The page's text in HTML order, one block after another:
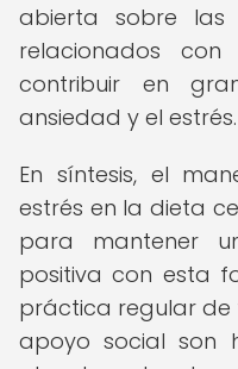
abierta sobre las
relacionados
contribuir en
ansiedad y el estrés.
En síntesis, el
estrés en la dieta
para mantener
positiva con esta
práctica regular de
apoyo social son